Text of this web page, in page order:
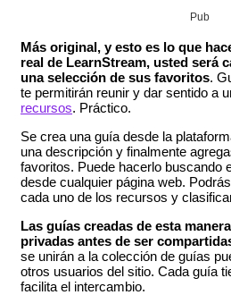
Pub
Más original, y esto es lo que
real de LearnStream, usted será
una selección de sus favoritos.
te permitirán reunir y dar sentido a
recursos. Práctico.
Se crea una guía desde la
una descripción y finalmente
favoritos. Puede hacerlo buscando
desde cualquier página web.
cada uno de los recursos y
Las guías creadas de esta
privadas antes de ser
se unirán a la colección de guías
otros usuarios del sitio. Cada guía
facilita el intercambio.